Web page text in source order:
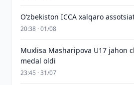
O‘zbekiston ICCA xalqaro
20:38 · 01/08
Muxlisa Masharipova U17 jahon
medal oldi
23:45 · 31/07